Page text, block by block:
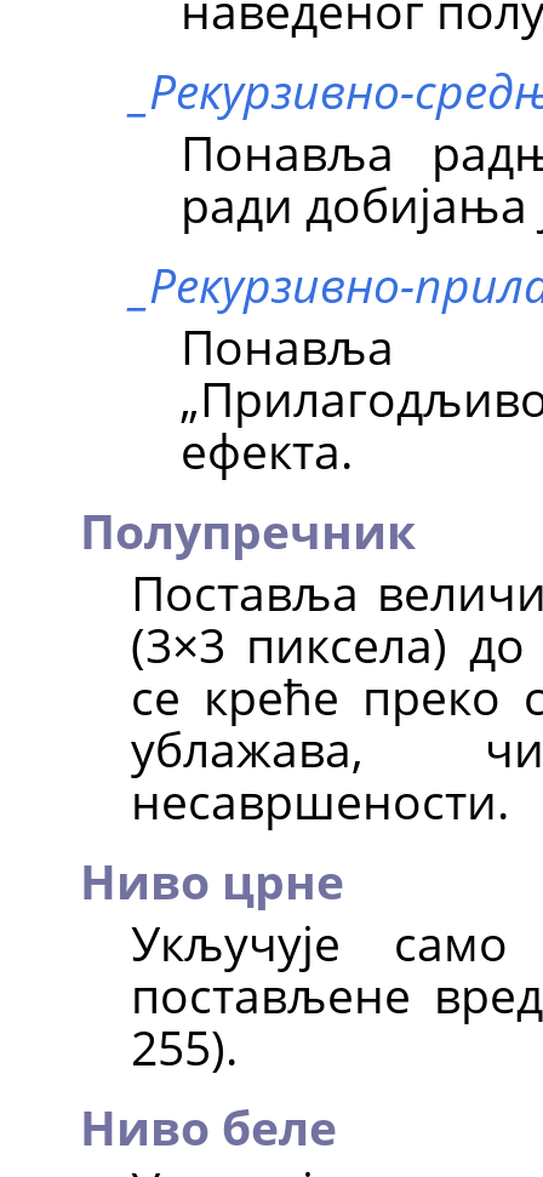
_Рекурзивно-
Понавља
ради добијања
_Рекурзивно-
Понавља
ефекта.
Полупречник
Поставља
(3×3 пиксела)
се креће преко
ублажава,
несавршености.
Ниво црне
Укључује
постављене
255).
Ниво беле